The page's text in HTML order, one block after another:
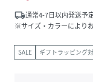
local_shipping通常4-7日以内発送予
※サイズ・カラーにより
SALE ギフトラッピング